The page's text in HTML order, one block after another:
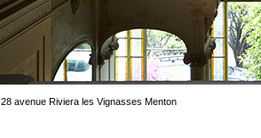
avenue Riviera les Vignasses Menton